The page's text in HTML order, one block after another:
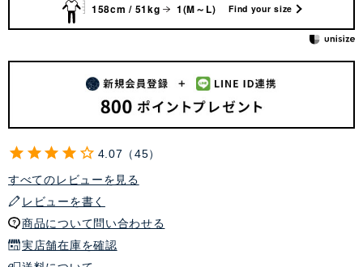
158cm / 51kg 1(M～L) Find your size
4.07
45
すべてのレビューを見る
レビューを書く
商品について問い合わせる
実店舗在庫を確認